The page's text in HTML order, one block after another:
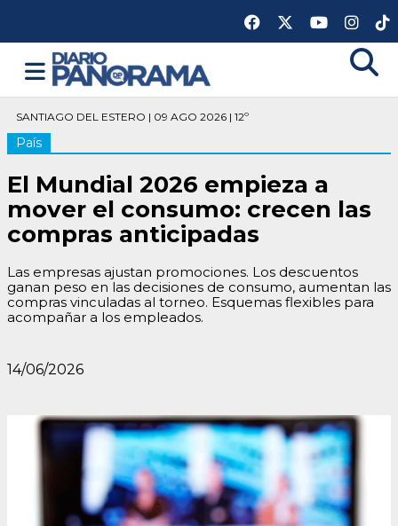
SANTIAGO DEL ESTERO | 09 AGO 2026 | 12º
País
El Mundial 2026 empieza a
mover el consumo: crecen las
compras anticipadas
Las empresas ajustan promociones. Los descuentos
ganan peso en las decisiones de consumo, aumentan las
compras vinculadas al torneo. Esquemas flexibles para
acompañar a los empleados.
14/06/2026